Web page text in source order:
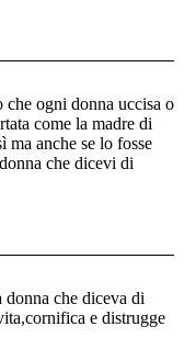
che ogni donna uccisa o
come la madre di
ma anche se lo fosse
che dicevi di
che diceva di
e distrugge